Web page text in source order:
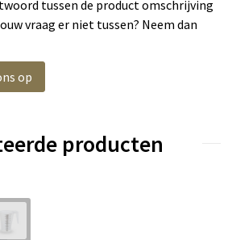
tussen de product omschrijving
vraag er niet tussen? Neem dan
op
producten